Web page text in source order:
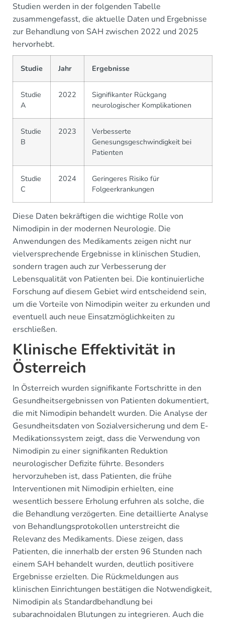
Studien werden in der folgenden Tabelle
zusammengefasst, die aktuelle Daten und Ergebnisse
zur Behandlung von SAH zwischen 2022 und 2025
hervorhebt.
Studie Jahr Ergebnisse
Studie
A
2022
Signifikanter Rückgang
neurologischer Komplikationen
Studie
B
2023
Verbesserte
Genesungsgeschwindigkeit bei
Patienten
Studie
C
2024
Geringeres Risiko für
Folgeerkrankungen
Diese Daten bekräftigen die wichtige Rolle von
Nimodipin in der modernen Neurologie. Die
Anwendungen des Medikaments zeigen nicht nur
vielversprechende Ergebnisse in klinischen Studien,
sondern tragen auch zur Verbesserung der
Lebensqualität von Patienten bei. Die kontinuierliche
Forschung auf diesem Gebiet wird entscheidend sein,
um die Vorteile von Nimodipin weiter zu erkunden und
eventuell auch neue Einsatzmöglichkeiten zu
erschließen.
Klinische Effektivität in
Österreich
In Österreich wurden signifikante Fortschritte in den
Gesundheitsergebnissen von Patienten dokumentiert,
die mit Nimodipin behandelt wurden. Die Analyse der
Gesundheitsdaten von Sozialversicherung und dem E-
Medikationssystem zeigt, dass die Verwendung von
Nimodipin zu einer signifikanten Reduktion
neurologischer Defizite führte. Besonders
hervorzuheben ist, dass Patienten, die frühe
Interventionen mit Nimodipin erhielten, eine
wesentlich bessere Erholung erfuhren als solche, die
die Behandlung verzögerten. Eine detaillierte Analyse
von Behandlungsprotokollen unterstreicht die
Relevanz des Medikaments. Diese zeigen, dass
Patienten, die innerhalb der ersten 96 Stunden nach
einem SAH behandelt wurden, deutlich positivere
Ergebnisse erzielten. Die Rückmeldungen aus
klinischen Einrichtungen bestätigen die Notwendigkeit,
Nimodipin als Standardbehandlung bei
subarachnoidalen Blutungen zu integrieren. Auch die